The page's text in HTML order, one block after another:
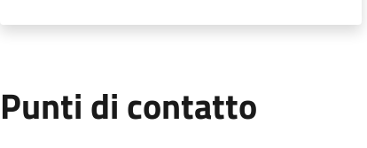
Punti di contatto